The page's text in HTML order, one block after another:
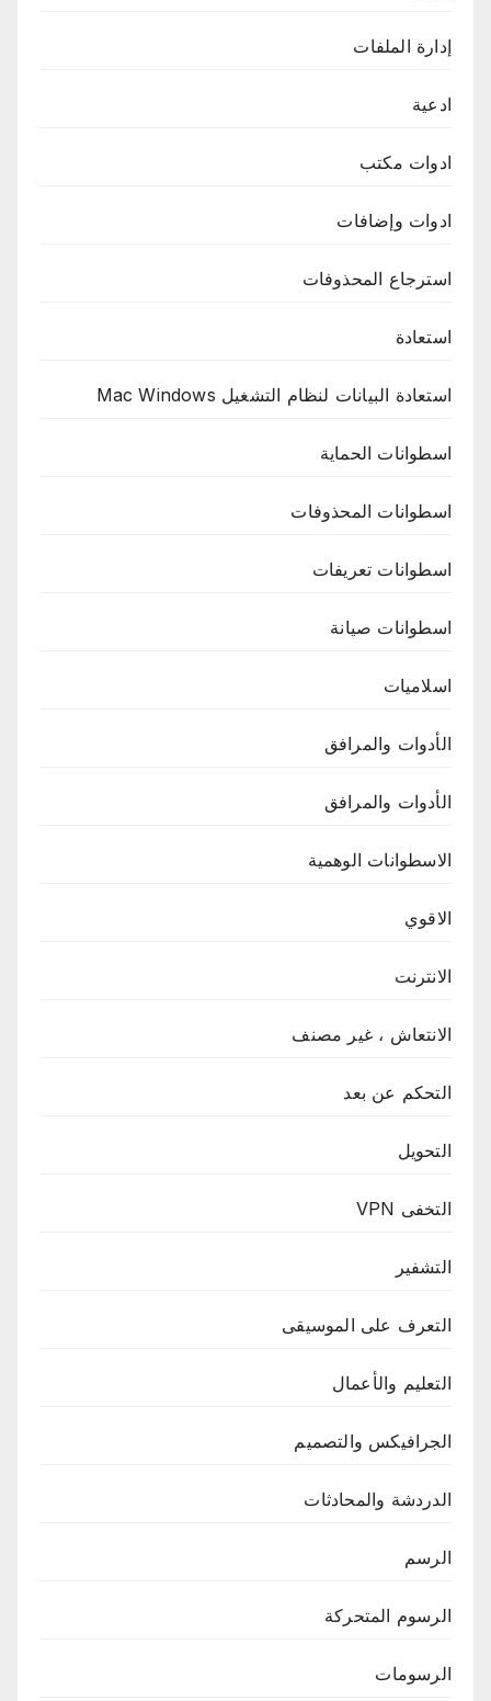
إدارة الملفات
ادعية
ادوات مكتب
ادوات وإضافات
استرجاع المحذوفات
استعادة
استعادة البيانات لنظام التشغيل Mac Windows
اسطوانات الحماية
اسطوانات المحذوفات
اسطوانات تعريفات
اسطوانات صيانة
اسلاميات
الأدوات والمرافق
الأدوات والمرافق
الاسطوانات الوهمية
الاقوي
الانترنت
الانتعاش ، غير مصنف
التحكم عن بعد
التحويل
التخفى VPN
التشفير
التعرف على الموسيقى
التعليم والأعمال
الجرافيكس والتصميم
الدردشة والمحادثات
الرسم
الرسوم المتحركة
الرسومات